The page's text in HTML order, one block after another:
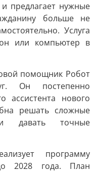
предлагает нужные
больше не
Услуга
или компьютер в
помощник Робот
Он постепенно
ассистента нового
решать сложные
давать точные
программу
2028 года. План